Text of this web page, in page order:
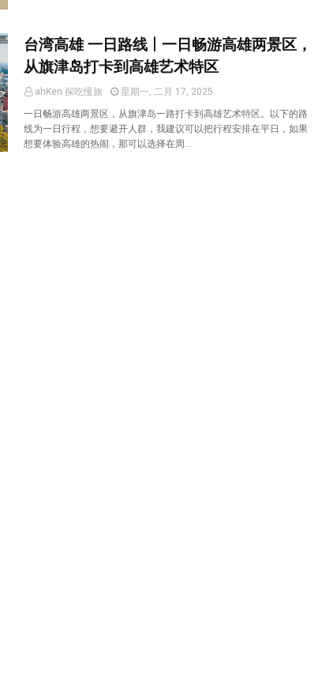
台湾高雄 一日路线 | 一日畅游高雄两景区，
从旗津岛打卡到高雄艺术特区
ahKen 探吃慢旅
星期一, 二月 17, 2025
一日畅游高雄两景区，从旗津岛一路打卡到高雄艺术特区。以下的路
线为一日行程，想要避开人群，我建议可以把行程安排在平日，如果
想要体验高雄的热闹，那可以选择在周…